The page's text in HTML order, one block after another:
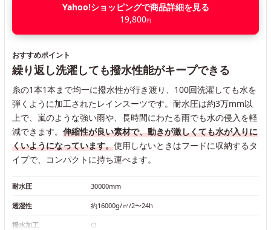
Yahoo!ショッピングで商品詳細を見る
19,800円
おすすめポイント
繰り返し洗濯しても撥水性能がキープできる
糸の1本1本まで均一に撥水性が行き渡り、100回洗濯しても水を
弾くように加工されたレインスーツです。耐水圧は約3万mm以
上で、嵐のような強い雨や、長時間にわたる雨でも水の侵入を軽
減できます。 伸縮性が良い素材で、動きが激しくても水が入りに
くいようになっています。使用しないときはフードに収納するタ
イプで、コンパクトに持ち運べます。
耐水圧 30000mm
透湿性 約16000g/㎡/2〜24h
撥水加工 ○